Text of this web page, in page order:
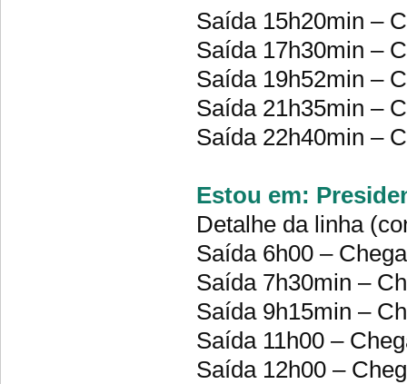
Saída 15h20min –
Saída 17h30min –
Saída 19h52min –
Saída 21h35min –
Saída 22h40min –
Estou em:
Detalhe da linha
Saída 6h00 –
Saída 7h30min –
Saída 9h15min –
Saída 11h00 –
Saída 12h00 –